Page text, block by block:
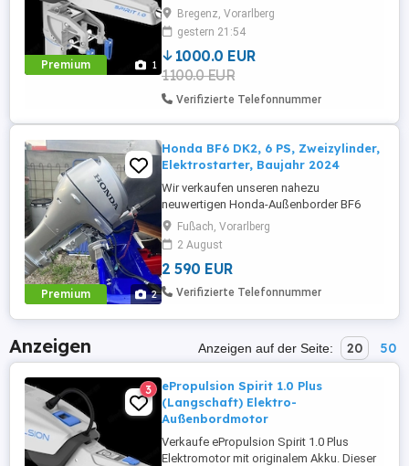
Premium 1
Außenbordmotor ist ideal für kleine
Boote, Schlauchboote oder Segelboote
und bietet eine umweltfreundliche und
leise Alternative zu Benzinmotoren. Er ist
bekannt für seine Effizienz und einfache
Handhabung. * Leistungsstarker ...
Bregenz, Vorarlberg
gestern 21:54
1000.0 EUR
1100.0 EUR
Verifizierte Telefonnummer
Premium 2
Honda BF6 DK2, 6 PS, Zweizylinder,
Elektrostarter, Baujahr 2024
Wir verkaufen unseren nahezu
neuwertigen Honda-Außenborder BF6
DK2. Der Motor wurde 2024 angeschafft
und hat nur etwa 20 Betriebsstunden.
Durch den Elektrostarter lässt er sich
bequem und ohne Kraftaufwand starten.
Ein Ziehen am Starterseil ist nicht
Zweizylindermotor läuft ...
Fußach, Vorarlberg
2 August
2 590 EUR
Verifizierte Telefonnummer
Anzeigen Anzeigen auf der Seite: 20 50
3
ePropulsion Spirit 1.0 Plus
(Langschaft) Elektro-
Außenbordmotor
Verkaufe ePropulsion Spirit 1.0 Plus
Elektromotor mit originalem Akku. Dieser